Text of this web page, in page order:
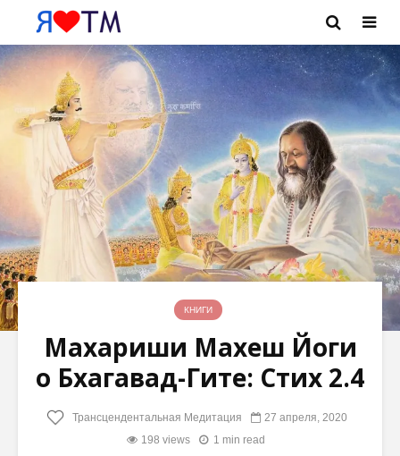
КНИГИ
Махариши Махеш Йоги
о Бхагавад-Гите: Стих 2.4
Трансцендентальная Медитация
27 апреля, 2020
198 views
1 min read